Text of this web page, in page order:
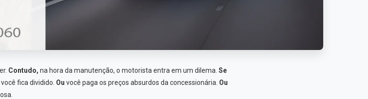
Contudo, na hora da manutenção, o motorista entra em um dilema. Se
você fica dividido. Ou você paga os preços absurdos da concessionária. Ou